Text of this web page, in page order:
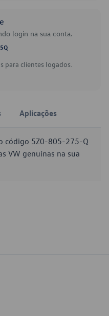
login na sua conta.
para clientes logados.
Aplicações
código 5Z0-805-275-Q
VW genuínas na sua